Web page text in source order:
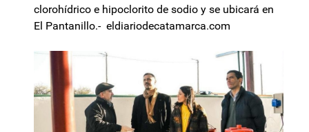
clorohídrico e hipoclorito de sodio y se ubicará en
El Pantanillo.- eldiariodecatamarca.com